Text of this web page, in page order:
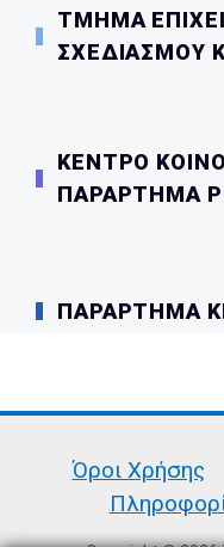
ΤΜΗΜΑ
ΣΧΕΔΙΑΣΜΟΥ
ΚΕΝΤΡΟ
ΠΑΡΑΡΤΗΜΑ
ΠΑΡΑΡΤΗΜΑ
Όροι Χρήσης